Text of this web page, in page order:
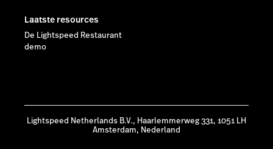
Laatste resources
De Lightspeed Restaurant
demo
Lightspeed Netherlands B.V., Haarlemmerweg 331, 1051 LH
Amsterdam, Nederland